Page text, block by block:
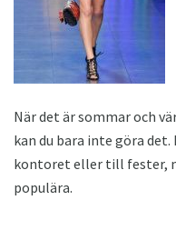
När det är sommar och
kan du bara inte göra
kontoret eller till fester,
populära.